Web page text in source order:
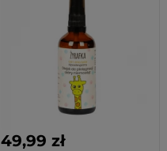
49,99 zł